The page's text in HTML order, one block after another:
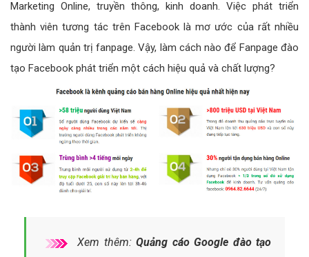
Marketing Online, truyền thông, kinh doanh. Việc phát triển
thành viên tương tác trên Facebook là mơ ước của rất nhiều
người làm quản trị fanpage. Vậy, làm cách nào để Fanpage đào
tạo Facebook phát triển một cách hiệu quả và chất lượng?
Xem thêm:Quảng cáo Google đào tạo